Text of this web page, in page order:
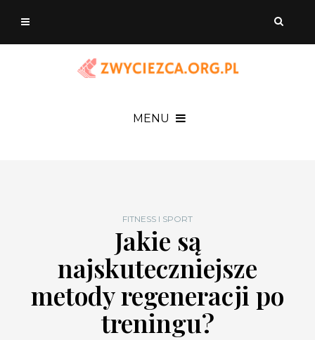
MENU
FITNESS I SPORT
Jakie są
najskuteczniejsze
metody regeneracji po
treningu?